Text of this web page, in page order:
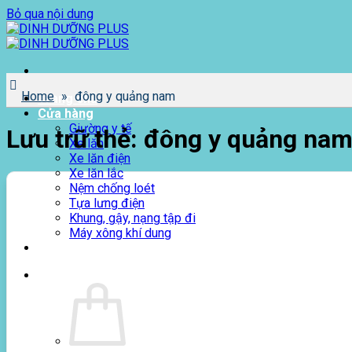
Bỏ qua nội dung
Trang chủ
Cửa hàng
Giường y tế
Xe lăn
Xe lăn điện
Xe lăn lắc
Nệm chống loét
Tựa lưng điện
Khung, gậy, nạng tập đi
Máy xông khí dung
Home » đông y quảng nam
Lưu trữ thẻ: đông y quảng nam